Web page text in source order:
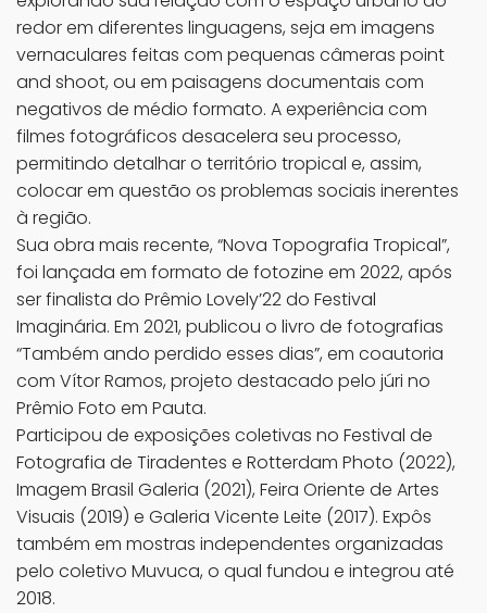
redor em diferentes linguagens, seja em imagens
vernaculares feitas com pequenas câmeras point
and shoot, ou em paisagens documentais com
negativos de médio formato. A experiência com
filmes fotográficos desacelera seu processo,
permitindo detalhar o território tropical e, assim,
colocar em questão os problemas sociais inerentes
à região.
Sua obra mais recente, “Nova Topografia Tropical”,
foi lançada em formato de fotozine em 2022, após
ser finalista do Prêmio Lovely’22 do Festival
Imaginária. Em 2021, publicou o livro de fotografias
“Também ando perdido esses dias”, em coautoria
com Vítor Ramos, projeto destacado pelo júri no
Prêmio Foto em Pauta.
Participou de exposições coletivas no Festival de
Fotografia de Tiradentes e Rotterdam Photo (2022),
Imagem Brasil Galeria (2021), Feira Oriente de Artes
Visuais (2019) e Galeria Vicente Leite (2017). Expôs
também em mostras independentes organizadas
pelo coletivo Muvuca, o qual fundou e integrou até
2018.